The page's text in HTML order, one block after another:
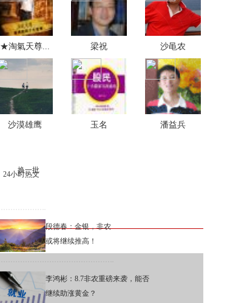
★淘氣天尊... 梁祝 沙黾农
沙漠雄鹰 玉名 潘益兵
24小时热文
换一批
段德春：金银，非农
或将继续推高！
李鸿彬：8.7非农重磅来袭，能否
继续助涨黄金？